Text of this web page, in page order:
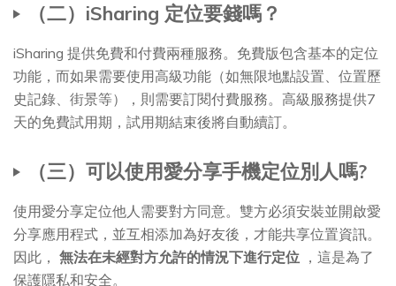
（二）iSharing 定位要錢嗎？
iSharing 提供免費和付費兩種服務。免費版包含基本的定位
功能，而如果需要使用高級功能（如無限地點設置、位置歷
史記錄、街景等），則需要訂閱付費服務。高級服務提供7
天的免費試用期，試用期結束後將自動續訂。
（三）可以使用愛分享手機定位別人嗎?
使用愛分享定位他人需要對方同意。雙方必須安裝並開啟愛
分享應用程式，並互相添加為好友後，才能共享位置資訊。
因此， 無法在未經對方允許的情況下進行定位 ，這是為了
保護隱私和安全。